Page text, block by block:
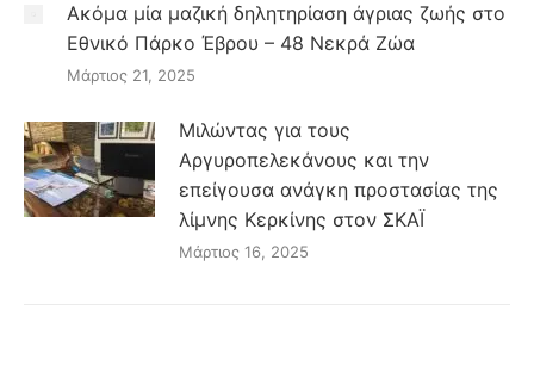
Ακόμα μία μαζική δηλητηρίαση άγριας ζωής στο
Εθνικό Πάρκο Έβρου – 48 Νεκρά Ζώα
Μάρτιος 21, 2025
Μιλώντας για τους
Αργυροπελεκάνους και την
επείγουσα ανάγκη προστασίας της
λίμνης Κερκίνης στον ΣΚΑΪ
Μάρτιος 16, 2025